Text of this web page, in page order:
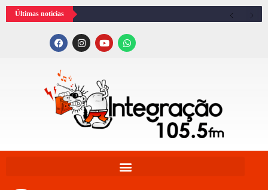
Últimas notícias